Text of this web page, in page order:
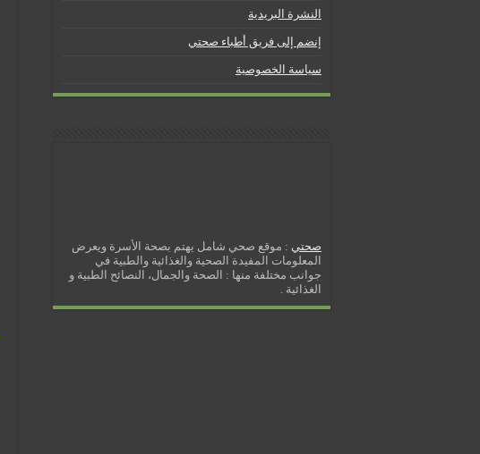
إزالة الشعر بالليزر
كيف نخفف من الشعور بالعطش في رمضان؟
النشرة البريدية
إنضم إلى فريق أطباء صحتي
سياسة الخصوصية
صحتي : موقع صحي شامل يهتم بصحة الأسرة ويعرض
المعلومات المفيدة الصحية والغذائية والطبية في
جوانب مختلفة منها : الصحة والجمال، النصائح الطبية و
الغذائية .